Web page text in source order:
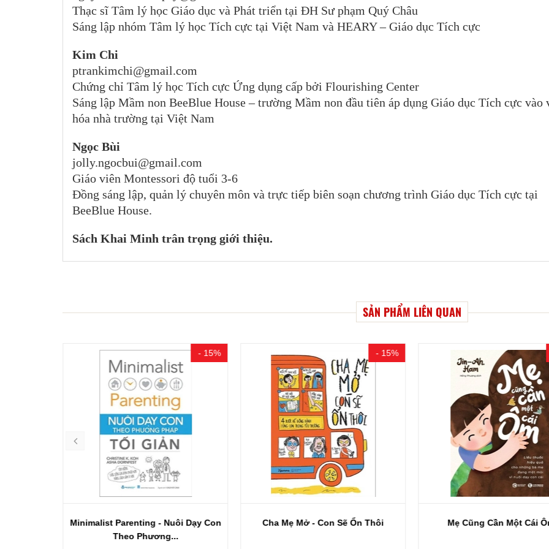
Thạc sĩ Tâm lý học Giáo dục và Phát triển tại ĐH Sư phạm Quý Châu
Sáng lập nhóm Tâm lý học Tích cực tại Việt Nam và HEARY – Giáo dục Tích cực
Kim Chi
ptrankimchi@gmail.com
Chứng chỉ Tâm lý học Tích cực Ứng dụng cấp bởi Flourishing Center
Sáng lập Mầm non BeeBlue House – trường Mầm non đầu tiên áp dụng Giáo dục Tích cực vào
hóa nhà trường tại Việt Nam
Ngọc Bùi
jolly.ngocbui@gmail.com
Giáo viên Montessori độ tuổi 3-6
Đồng sáng lập, quản lý chuyên môn và trực tiếp biên soạn chương trình Giáo dục Tích cực tại
BeeBlue House.
Sách Khai Minh trân trọng giới thiệu.
SẢN PHẨM LIÊN QUAN
- 15%
Minimalist Parenting - Nuôi Dạy Con
Theo Phương...
- 15%
Cha Mẹ Mở - Con Sẽ Ổn Thôi Mẹ Cũng Cần Một Cái